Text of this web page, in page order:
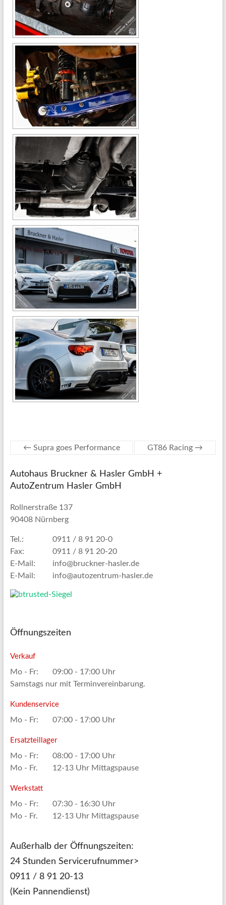
← Supra goes Performance GT86 Racing →
Autohaus Bruckner & Hasler GmbH +
AutoZentrum Hasler GmbH
Rollnerstraße 137
90408 Nürnberg
Tel.:
0911 / 8 91 20-0
Fax:
0911 / 8 91 20-20
E-Mail:
info@bruckner-hasler.de
E-Mail:
info@autozentrum-hasler.de
Öffnungszeiten
Verkauf
Mo - Fr:
09:00 - 17:00 Uhr
Samstags nur mit Terminvereinbarung.
Kundenservice
Mo - Fr: 07:00 - 17:00 Uhr
Ersatzteillager
Mo - Fr:
08:00 - 17:00 Uhr
Mo - Fr.
12-13 Uhr Mittagspause
Werkstatt
Mo - Fr:
07:30 - 16:30 Uhr
Mo - Fr.
12-13 Uhr Mittagspause
Außerhalb der Öffnungszeiten:
24 Stunden Servicerufnummer>
0911 / 8 91 20-13
(Kein Pannendienst)